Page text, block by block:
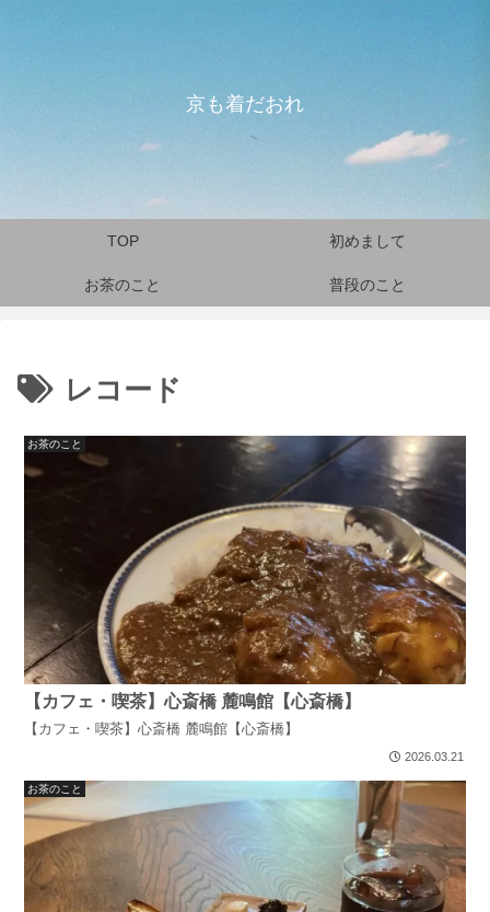
京も着だおれ
TOP 初めまして
お茶のこと 普段のこと
レコード
お茶のこと
【カフェ・喫茶】心斎橋 麓鳴館【心斎橋】
【カフェ・喫茶】心斎橋 麓鳴館【心斎橋】
2026.03.21
お茶のこと